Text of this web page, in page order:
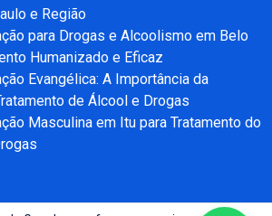
e Região
para Drogas e Alcoolismo em Belo
Humanizado e Eficaz
Evangélica: A Importância da
de Álcool e Drogas
Masculina em Itu para Tratamento do